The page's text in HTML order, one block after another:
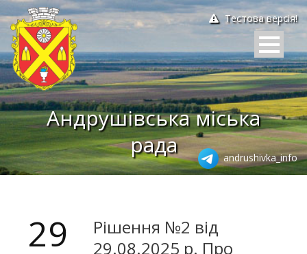
Тестова версія!
Андрушівська міська
рада
andrushivka_info
29
Рішення №2 від
29.08.2025 р. Про